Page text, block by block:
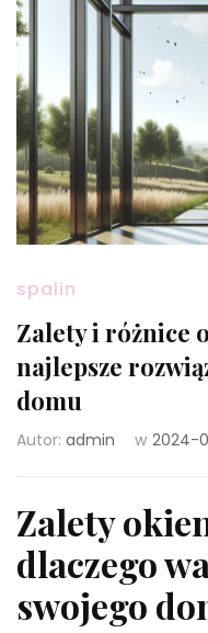
spalin
Zalety i różnice
najlepsze
domu
Autor: admin w 2024-
Zalety
dlaczego
swojego